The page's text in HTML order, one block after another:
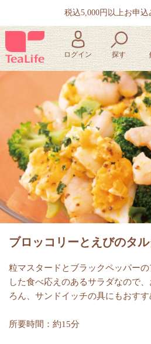
税込5,000円以上お申込
ブロッコリーとえびのタ
粒マスタードとブラックペッパー
した食べ応えのあるサラダなので
ろん、サンドイッチの具にもおすす
所要時間：約15分